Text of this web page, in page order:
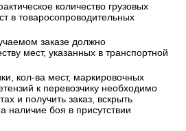
количество грузовых
в товаросопроводительных
заказе должно
мест, указанных в транспортной
кол-ва мест, маркировочных
к перевозчику необходимо
и получить заказ, вскрыть
наличие боя в присутствии